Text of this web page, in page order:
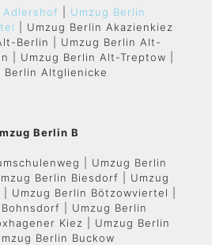
Adlershof
Umzug Berlin
| Umzug Berlin Akazienkiez
Berlin | Umzug Berlin Alt-
| Umzug Berlin Alt-Treptow |
Berlin Altglienicke
Berlin B
| Umzug Berlin
Berlin Biesdorf | Umzug
Umzug Berlin Bötzowviertel |
| Umzug Berlin
Kiez | Umzug Berlin
Berlin Buckow